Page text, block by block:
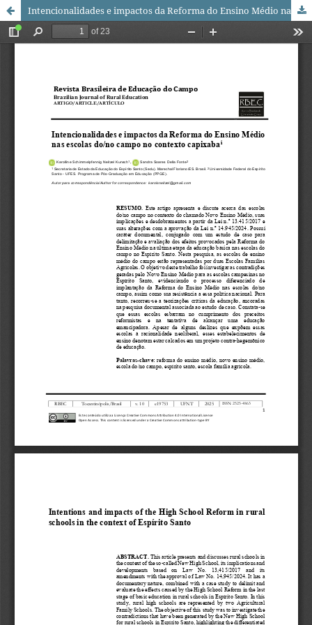
Intencionalidades e impactos da Reforma do Ensino Médio nas escolas do/no campo no contexto capixaba